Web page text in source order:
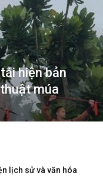
hiện bản
múa
lịch sử và văn hóa